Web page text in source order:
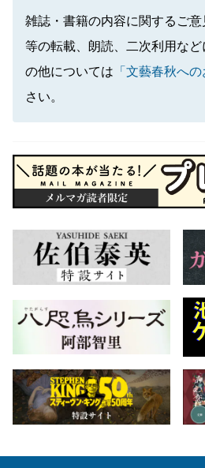
雑誌・書籍の内容に関するご
等の転載、朗読、二次利用な
の他については 「文藝春秋への
さい。